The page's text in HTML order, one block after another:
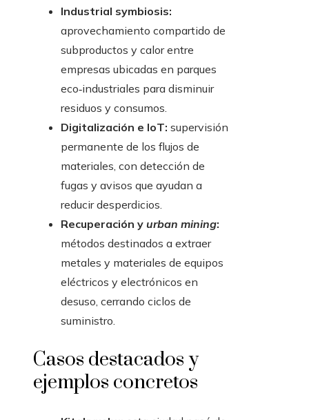
Industrial symbiosis:
aprovechamiento compartido de
subproductos y calor entre
empresas ubicadas en parques
eco‑industriales para disminuir
residuos y consumos.
Digitalización e IoT: supervisión
permanente de los flujos de
materiales, con detección de
fugas y avisos que ayudan a
reducir desperdicios.
Recuperación y urban mining:
métodos destinados a extraer
metales y materiales de equipos
eléctricos y electrónicos en
desuso, cerrando ciclos de
suministro.
Casos destacados y
ejemplos concretos